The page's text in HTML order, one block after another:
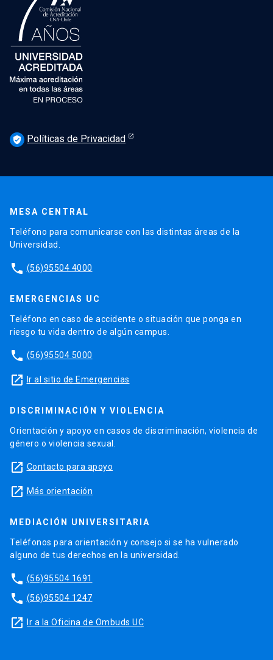
verified_user Políticas de Privacidad
MESA CENTRAL
Teléfono para comunicarse con las distintas áreas de la
Universidad.
phone (56)95504 4000
EMERGENCIAS UC
Teléfono en caso de accidente o situación que ponga en
riesgo tu vida dentro de algún campus.
phone (56)95504 5000
launch Ir al sitio de Emergencias
DISCRIMINACIÓN Y VIOLENCIA
Orientación y apoyo en casos de discriminación, violencia de
género o violencia sexual.
launch Contacto para apoyo
launch Más orientación
MEDIACIÓN UNIVERSITARIA
Teléfonos para orientación y consejo si se ha vulnerado
alguno de tus derechos en la universidad.
phone (56)95504 1691
phone (56)95504 1247
launch Ir a la Oficina de Ombuds UC